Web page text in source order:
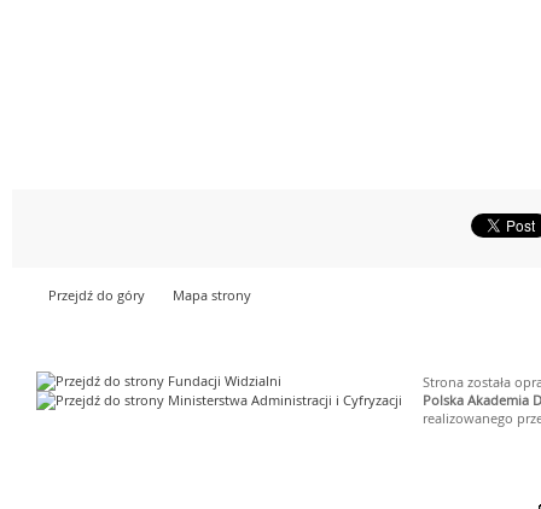
Przejdź do góry Mapa strony
Strona została
Polska Akademia
realizowanego